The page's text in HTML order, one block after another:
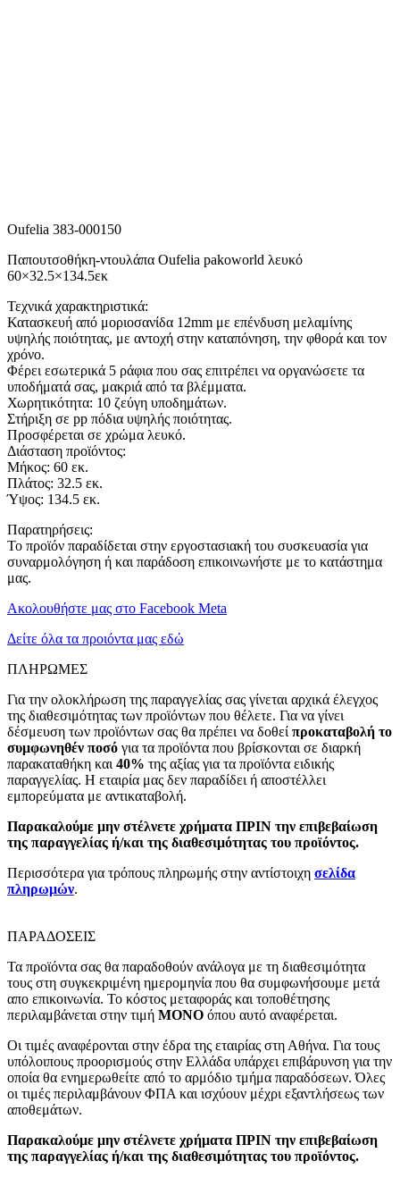
Oufelia 383-000150
Παπουτσοθήκη-ντουλάπα Oufelia pakoworld λευκό
60×32.5×134.5εκ
Τεχνικά χαρακτηριστικά:
Κατασκευή από μοριοσανίδα 12mm με επένδυση μελαμίνης
υψηλής ποιότητας, με αντοχή στην καταπόνηση, την φθορά και τον
χρόνο.
Φέρει εσωτερικά 5 ράφια που σας επιτρέπει να οργανώσετε τα
υποδήματά σας, μακριά από τα βλέμματα.
Χωρητικότητα: 10 ζεύγη υποδημάτων.
Στήριξη σε pp πόδια υψηλής ποιότητας.
Προσφέρεται σε χρώμα λευκό.
Διάσταση προϊόντος:
Μήκος: 60 εκ.
Πλάτος: 32.5 εκ.
Ύψος: 134.5 εκ.
Παρατηρήσεις:
Το προϊόν παραδίδεται στην εργοστασιακή του συσκευασία για
συναρμολόγηση ή και παράδοση επικοινωνήστε με το κατάστημα
μας.
Ακολουθήστε μας στο Facebook Meta
Δείτε όλα τα προιόντα μας εδώ
ΠΛΗΡΩΜΕΣ
Για την ολοκλήρωση της παραγγελίας σας γίνεται αρχικά έλεγχος
της διαθεσιμότητας των προϊόντων που θέλετε. Για να γίνει
δέσμευση των προϊόντων σας θα πρέπει να δοθεί προκαταβολή το
συμφωνηθέν ποσό για τα προϊόντα που βρίσκονται σε διαρκή
παρακαταθήκη και 40% της αξίας για τα προϊόντα ειδικής
παραγγελίας. Η εταιρία μας δεν παραδίδει ή αποστέλλει
εμπορεύματα με αντικαταβολή.
Παρακαλούμε μην στέλνετε χρήματα ΠΡΙΝ την επιβεβαίωση
της παραγγελίας ή/και της διαθεσιμότητας του προϊόντος.
Περισσότερα για τρόπους πληρωμής στην αντίστοιχη σελίδα
πληρωμών.
ΠΑΡΑΔΟΣΕΙΣ
Τα προϊόντα σας θα παραδοθούν ανάλογα με τη διαθεσιμότητα
τους στη συγκεκριμένη ημερομηνία που θα συμφωνήσουμε μετά
απο επικοινωνία. Το κόστος μεταφοράς και τοποθέτησης
περιλαμβάνεται στην τιμή MONO όπου αυτό αναφέρεται.
Οι τιμές αναφέρονται στην έδρα της εταιρίας στη Αθήνα. Για τους
υπόλοιπους προορισμούς στην Ελλάδα υπάρχει επιβάρυνση για την
οποία θα ενημερωθείτε από το αρμόδιο τμήμα παραδόσεων. Όλες
οι τιμές περιλαμβάνουν ΦΠΑ και ισχύουν μέχρι εξαντλήσεως των
αποθεμάτων.
Παρακαλούμε μην στέλνετε χρήματα ΠΡΙΝ την επιβεβαίωση
της παραγγελίας ή/και της διαθεσιμότητας του προϊόντος.